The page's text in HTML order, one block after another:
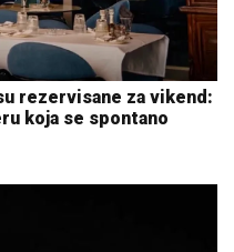
rezervisane za vikend:
koja se spontano